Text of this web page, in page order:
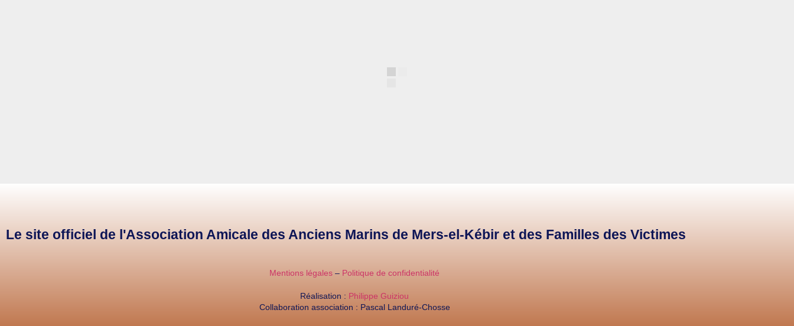
Le site officiel de l'Association Amicale des Anciens Marins de Mers-el-Kébir et des Familles des Victimes
Mentions légales – Politique de confidentialité
Réalisation : Philippe Guiziou
Collaboration association : Pascal Landuré-Chosse